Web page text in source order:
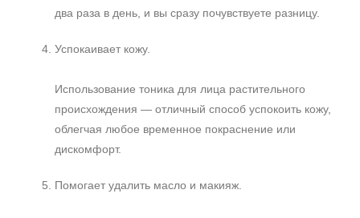
два раза в день, и вы сразу почувствуете разницу.
Успокаивает кожу.
Использование тоника для лица растительного
происхождения — отличный способ успокоить кожу,
облегчая любое временное покраснение или
дискомфорт.
Помогает удалить масло и макияж.